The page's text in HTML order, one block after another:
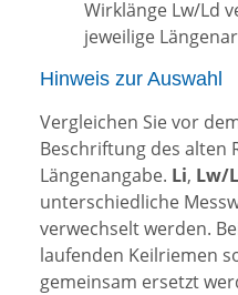
Wirklänge Lw/Ld
jeweilige
Hinweis zur Auswahl
Vergleichen Sie vor
Beschriftung des alten
Längenangabe. Li, Lw/
unterschiedliche
verwechselt werden.
laufenden Keilriemen
gemeinsam ersetzt